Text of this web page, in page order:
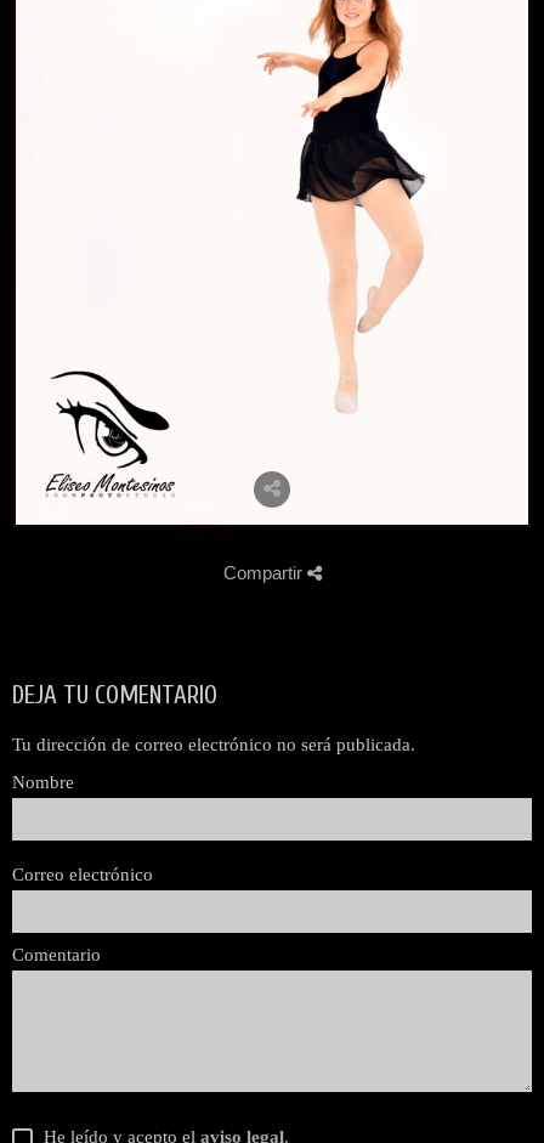
Compartir
DEJA TU COMENTARIO
Tu dirección de correo electrónico no será publicada.
Nombre
Correo electrónico
Comentario
He leído y acepto el aviso legal.